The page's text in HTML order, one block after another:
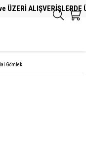
ALIŞVERİŞLERDE
Gömlek